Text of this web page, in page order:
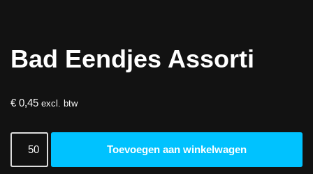
Bad Eendjes Assorti
€ 0,45 excl. btw
Toevoegen aan winkelwagen